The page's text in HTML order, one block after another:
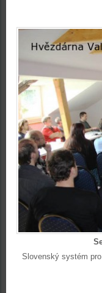
Slovenský systém